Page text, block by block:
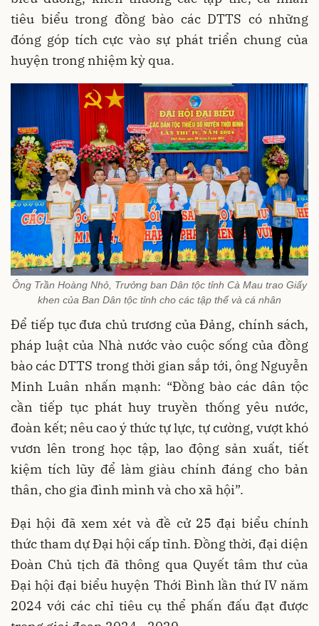
tiêu biểu trong đồng bào các DTTS có những
đóng góp tích cực vào sự phát triển chung của
huyện trong nhiệm kỳ qua.
Ông Trần Hoàng Nhỏ, Trưởng ban Dân tộc tỉnh Cà Mau trao Giấy
khen của Ban Dân tộc tỉnh cho các tập thể và cá nhân
Để tiếp tục đưa chủ trương của Đảng, chính sách,
pháp luật của Nhà nước vào cuộc sống của đồng
bào các DTTS trong thời gian sắp tới, ông Nguyễn
Minh Luân nhấn mạnh: “Đồng bào các dân tộc
cần tiếp tục phát huy truyền thống yêu nước,
đoàn kết; nêu cao ý thức tự lực, tự cường, vượt khó
vươn lên trong học tập, lao động sản xuất, tiết
kiệm tích lũy để làm giàu chính đáng cho bản
thân, cho gia đình mình và cho xã hội”.
Đại hội đã xem xét và đề cử 25 đại biểu chính
thức tham dự Đại hội cấp tỉnh. Đồng thời, đại diện
Đoàn Chủ tịch đã thông qua Quyết tâm thư của
Đại hội đại biểu huyện Thới Bình lần thứ IV năm
2024 với các chỉ tiêu cụ thể phấn đấu đạt được